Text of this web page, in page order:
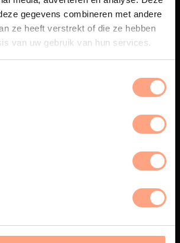
gegevens combineren met andere
ze heeft verstrekt of die ze hebben
van uw gebruik van hun services.
handgemaakte
waar Nederlands
afgewerkt met